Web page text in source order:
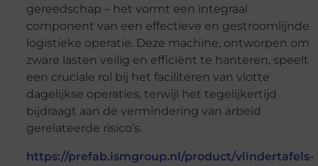
gereedschap – het vormt een integraal
component van een effectieve en gestroomlijnde
logistieke operatie. Deze machine, ontworpen om
zware lasten veilig en efficiënt te hanteren, speelt
een cruciale rol bij het faciliteren van vlotte
dagelijkse operaties, terwijl het tegelijkertijd
bijdraagt aan de vermindering van arbeid
gerelateerde risico’s.
https://prefab.ismgroup.nl/product/vlindertafels-